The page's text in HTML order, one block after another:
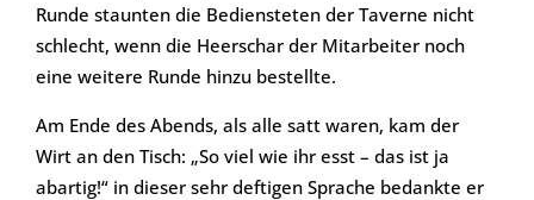
Runde staunten die Bediensteten der Taverne nicht
schlecht, wenn die Heerschar der Mitarbeiter noch
eine weitere Runde hinzu bestellte.
Am Ende des Abends, als alle satt waren, kam der
Wirt an den Tisch: „So viel wie ihr esst – das ist ja
abartig!“ in dieser sehr deftigen Sprache bedankte er